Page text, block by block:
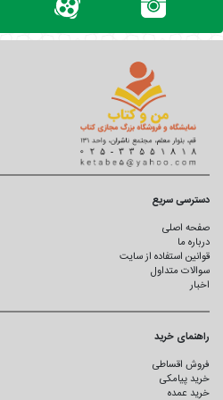
دسترسی سریع
صفحه اصلی
درباره ما
قوانین استفاده از سایت
سوالات متداول
اخبار
راهنمای خرید
فروش اقساطی
خرید پیامکی
خرید عمده